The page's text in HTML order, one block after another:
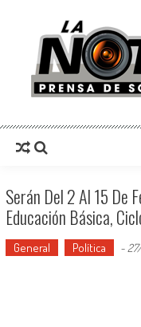
La Nota
Serán Del 2 Al 15 De
Educación Básica,
General Política -